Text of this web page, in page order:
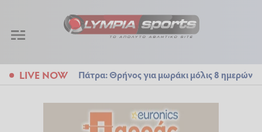
LIVE NOW Πάτρα: Θρήνος για μωράκι μόλις 8 ημερών